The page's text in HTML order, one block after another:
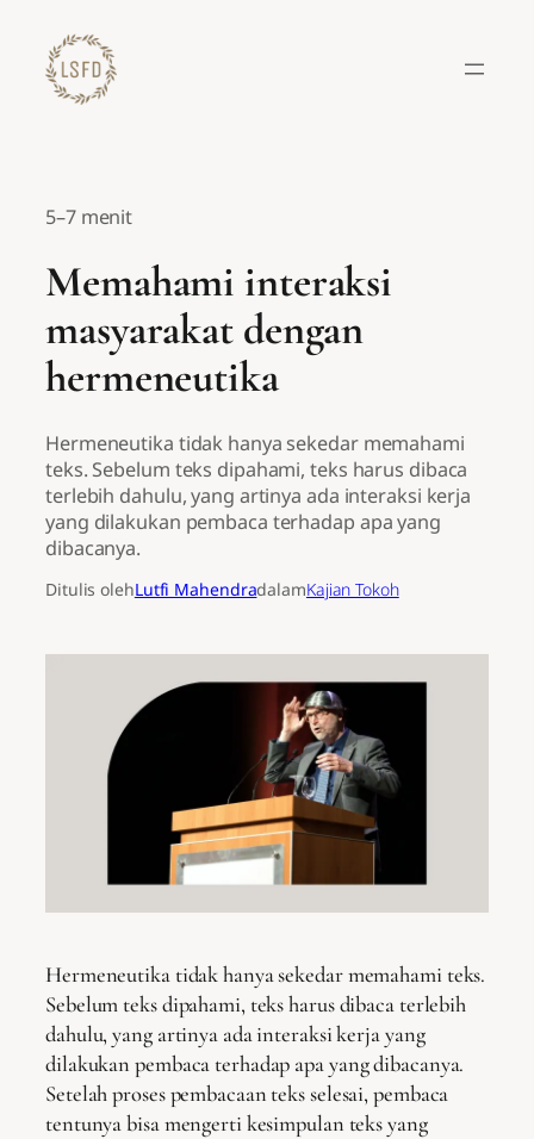
konten
5–7 menit
Memahami interaksi
masyarakat dengan
hermeneutika
Hermeneutika tidak hanya sekedar memahami
teks. Sebelum teks dipahami, teks harus dibaca
terlebih dahulu, yang artinya ada interaksi kerja
yang dilakukan pembaca terhadap apa yang
dibacanya.
Ditulis olehLutfi MahendradalamKajian Tokoh
Hermeneutika tidak hanya sekedar memahami teks.
Sebelum teks dipahami, teks harus dibaca terlebih
dahulu, yang artinya ada interaksi kerja yang
dilakukan pembaca terhadap apa yang dibacanya.
Setelah proses pembacaan teks selesai, pembaca
tentunya bisa mengerti kesimpulan teks yang